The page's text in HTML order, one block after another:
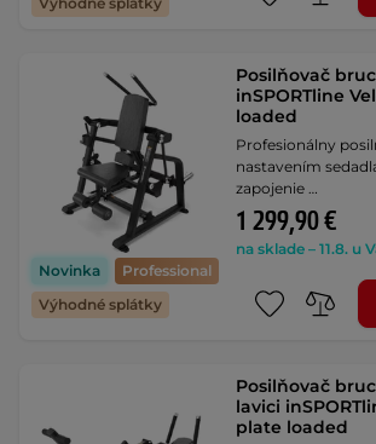
Novinka
Professional
Výhodné splátky
Posilňovač
inSPORTline
loaded
Profesionálny
nastavením
zapojenie …
1 299,90 €
na sklade – 11.8. u
Posilňovač
lavici
plate loaded